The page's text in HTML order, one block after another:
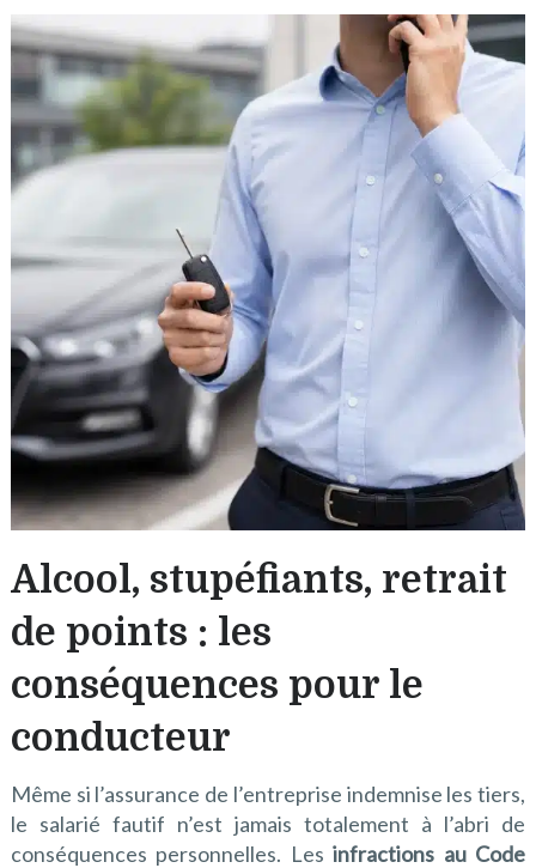
Alcool, stupéfiants, retrait
de points : les
conséquences pour le
conducteur
Même si l’assurance de l’entreprise indemnise les tiers,
le salarié fautif n’est jamais totalement à l’abri de
conséquences personnelles. Lesinfractions au Code